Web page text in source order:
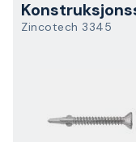
Zincotech 3345